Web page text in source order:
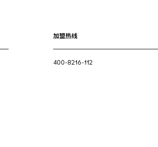
加盟热线
400-8216-112